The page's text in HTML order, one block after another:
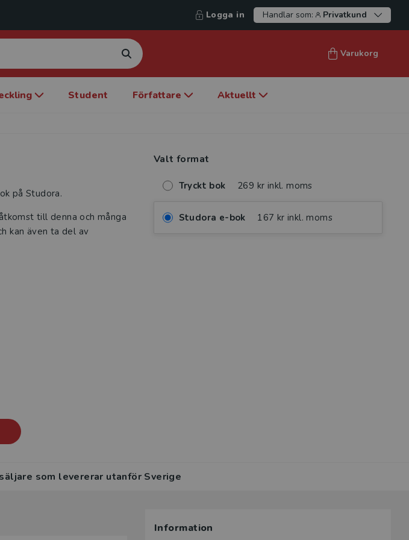
Logga in Handlar som: Privatkund
Varukorg
Student Författare Aktuellt
på Studora.
till denna och många
kan även ta del av
Valt format
Tryckt bok 269 kr inkl. moms
Studora e-bok 167 kr inkl. moms
som levererar utanför Sverige
Information